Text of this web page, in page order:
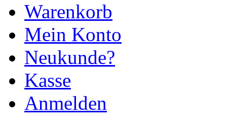
Warenkorb
Mein Konto
Neukunde?
Kasse
Anmelden